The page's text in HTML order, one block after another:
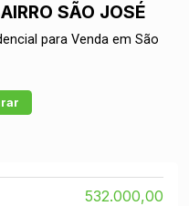
SÃO JOSÉ
para Venda em São
532.000,00